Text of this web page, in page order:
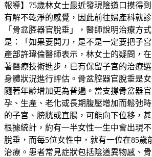
報導】75歲林女士最近發現陰道口摸得
有解不乾淨的感覺，因此前往婦產科就
「骨盆腔器官脫垂」，醫師說明治療方
是：「如果要開刀，是不是一定要把子
產部許瑋倫醫師表示，林女士的疑問，
著醫療技術進步，已有保留子宮的治療
身體狀況進行評估。骨盆腔器官脫垂是
隨著年齡增加更為普遍。當支撐骨盆器
孕、生產、老化或長期腹壓增加而鬆弛
的子宮、膀胱或直腸，可能向下位移，
根據統計，約有一半女性一生中會出現
脫垂，而每5位女性中，就有一位在85歲
治療。患者常見症狀包括陰道異物感、